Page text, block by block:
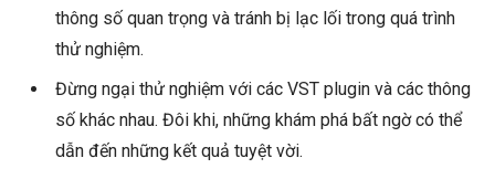
thông số quan trọng và tránh bị lạc lối trong quá trình
thử nghiệm.
Đừng ngại thử nghiệm với các VST plugin và các thông
số khác nhau. Đôi khi, những khám phá bất ngờ có thể
dẫn đến những kết quả tuyệt vời.